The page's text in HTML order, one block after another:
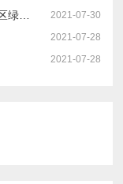
“两区两谷双提升”，从化争当粤港澳大湾区绿色发展排头兵！ 2021-07-30
2021-07-28
2021-07-28